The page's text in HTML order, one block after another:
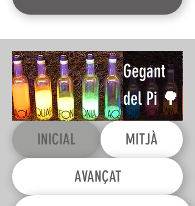
Gegant
del Pi 🌳
INICIAL MITJÀ
AVANÇAT